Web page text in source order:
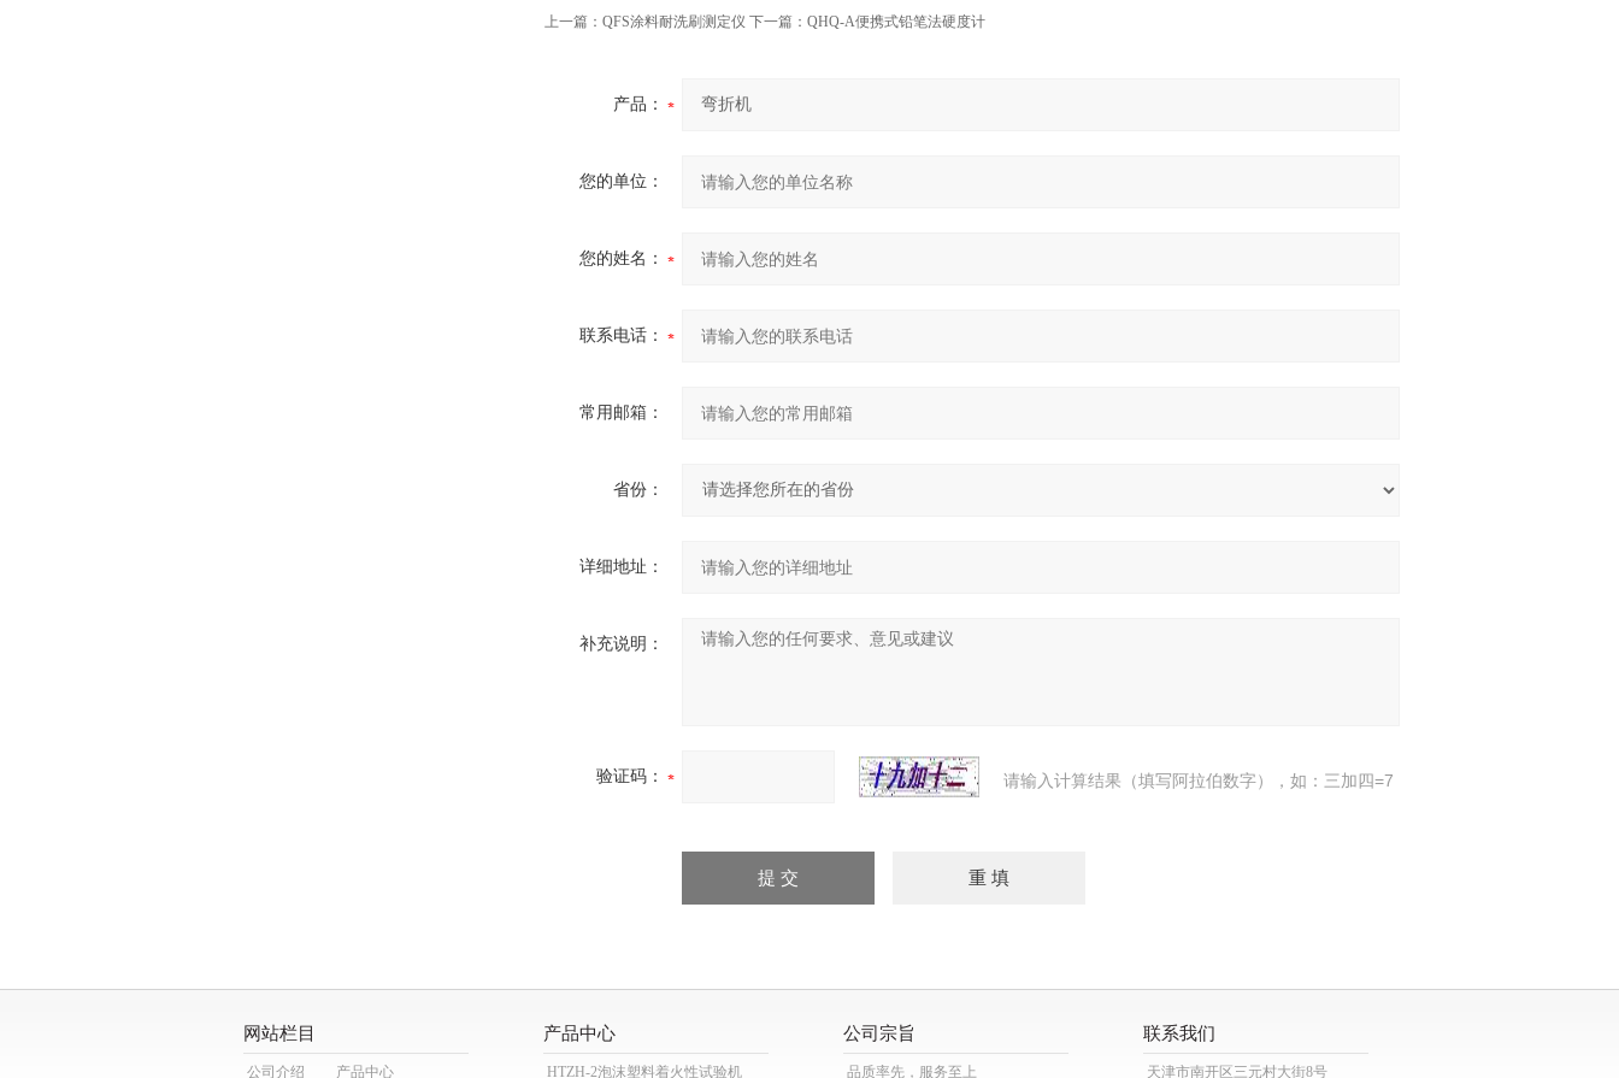
上一篇： QFS涂料耐洗刷测定仪 下一篇： QHQ-A便携式铅笔法硬度计
产品：
您的单位：
您的姓名：
联系电话：
常用邮箱：
省份：
详细地址：
补充说明：
验证码： 请输入计算结果（填写阿拉伯数字），如：三加四=7
网站栏目
公司介绍 产品中心
产品中心
HTZH-2泡沫塑料着火性试验机
公司宗旨
品质率先，服务至上
联系我们
天津市南开区三元村大街8号